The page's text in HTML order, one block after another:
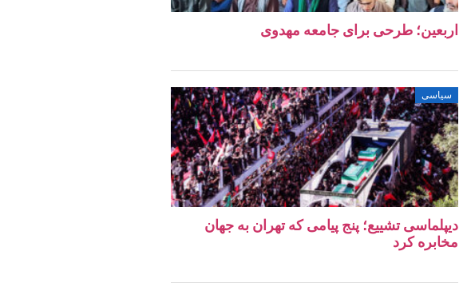
اربعین؛ طرحی برای جامعه مهدوی
سیاسی
دیپلماسی تشییع؛ پنج پیامی که تهران به جهان
مخابره کرد